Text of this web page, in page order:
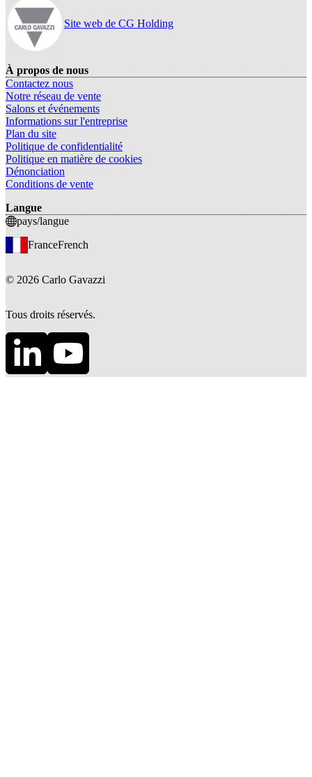
Site web de CG Holding
À propos de nous
Contactez nous
Notre réseau de vente
Salons et événements
Informations sur l'entreprise
Plan du site
Politique de confidentialité
Politique en matière de cookies
Dénonciation
Conditions de vente
Langue
pays/langue
FranceFrench
© 2026 Carlo Gavazzi
Tous droits réservés.